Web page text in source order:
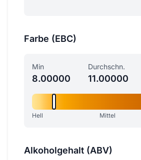
Farbe (EBC)
Min
8.00000
Durchschn.
11.00000
Hell Mittel
Alkoholgehalt (ABV)